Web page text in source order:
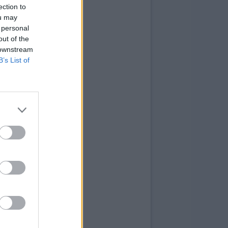
to
may
of the
List of